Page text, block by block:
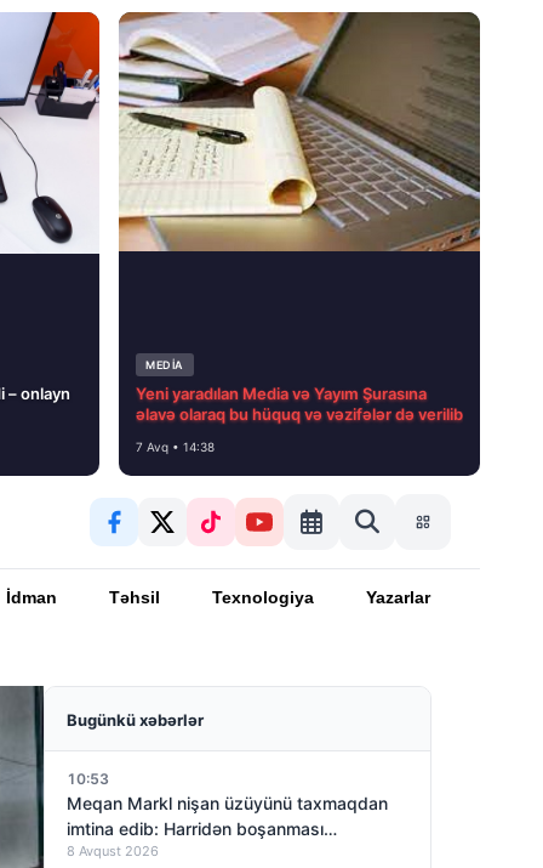
– onlayn
MEDİA
Yeni yaradılan Media və Yayım Şurasına
əlavə olaraq bu hüquq və vəzifələr də verilib
7 Avq • 14:38
İdman Təhsil Texnologiya Yazarlar
Bugünkü xəbərlər
10:53
Meqan Markl nişan üzüyünü taxmaqdan
imtina edib: Harridən boşanması
yaxınlaşırmı?
8 Avqust 2026